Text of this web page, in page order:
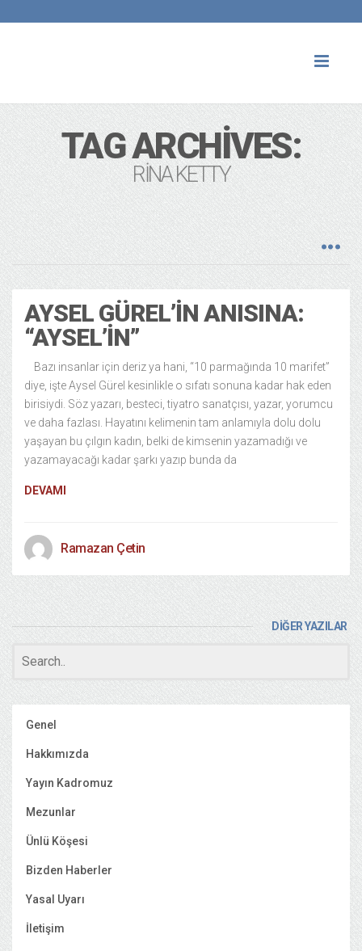
TAG ARCHIVES:
RINA KETTY
AYSEL GÜREL’IN ANISINA:
“AYSEL’IN”
Bazı insanlar için deriz ya hani, “10 parmağında 10 marifet”
diye, işte Aysel Gürel kesinlikle o sıfatı sonuna kadar hak eden
birisiydi. Söz yazarı, besteci, tiyatro sanatçısı, yazar, yorumcu
ve daha fazlası. Hayatını kelimenin tam anlamıyla dolu dolu
yaşayan bu çılgın kadın, belki de kimsenin yazamadığı ve
yazamayacağı kadar şarkı yazıp bunda da
DEVAMI
Ramazan Çetin
DİĞER YAZILAR
Genel
Hakkımızda
Yayın Kadromuz
Mezunlar
Ünlü Köşesi
Bizden Haberler
Yasal Uyarı
İletişim